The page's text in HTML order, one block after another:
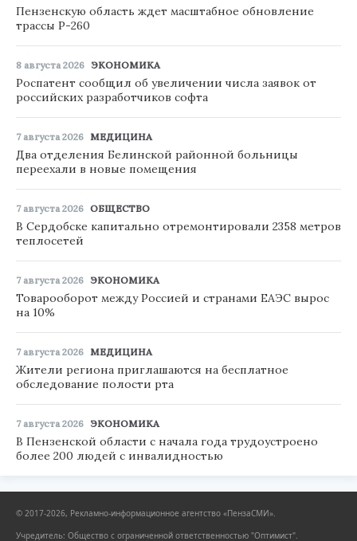
Пензенскую область ждет масштабное обновление
трассы Р-260
8 августа 2026 ЭКОНОМИКА
Роспатент сообщил об увеличении числа заявок от
российских разработчиков софта
7 августа 2026 МЕДИЦИНА
Два отделения Белинской районной больницы
переехали в новые помещения
7 августа 2026 ОБЩЕСТВО
В Сердобске капитально отремонтировали 2358 метров
теплосетей
7 августа 2026 ЭКОНОМИКА
Товарооборот между Россией и странами ЕАЭС вырос
на 10%
7 августа 2026 МЕДИЦИНА
Жители региона приглашаются на бесплатное
обследование полости рта
7 августа 2026 ЭКОНОМИКА
В Пензенской области с начала года трудоустроено
более 200 людей с инвалидностью
© 2017-2026, Рекламно-информационное агентство «ПензаСМИ».
Учредитель: Общество с ограниченной ответственностью "Оптимист".